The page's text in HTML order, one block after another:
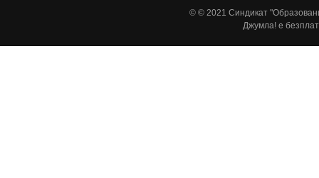
© © 2021 Синдикат
Джумла! е